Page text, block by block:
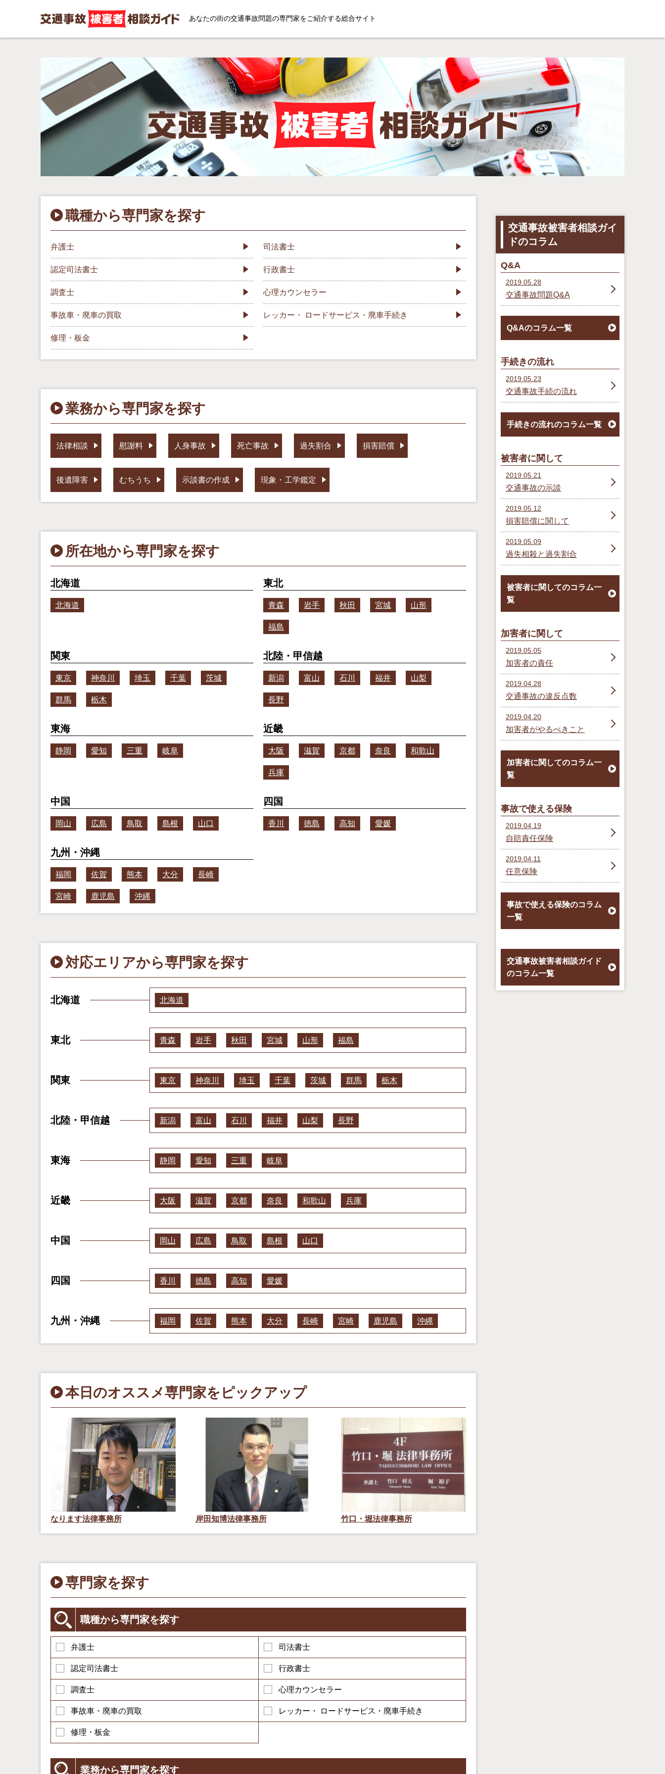
あなたの街の交通事故問題の専門家をご紹介する総合サイト
職種から専門家を探す
弁護士 司法書士
認定司法書士 行政書士
調査士 心理カウンセラー
事故車・廃車の買取 レッカー・ ロードサービス・廃車手続き
修理・板金
業務から専門家を探す
法律相談 慰謝料 人身事故 死亡事故 過失割合 損害賠償
後遺障害 むちうち 示談書の作成 現象・工学鑑定
所在地から専門家を探す
北海道
北海道
東北
青森 岩手 秋田 宮城 山形
福島
関東
東京 神奈川 埼玉 千葉 茨城
群馬 栃木
北陸・甲信越
新潟 富山 石川 福井 山梨
長野
東海
静岡 愛知 三重 岐阜
近畿
大阪 滋賀 京都 奈良 和歌山
兵庫
中国
岡山 広島 鳥取 島根 山口
四国
香川 徳島 高知 愛媛
九州・沖縄
福岡 佐賀 熊本 大分 長崎
宮崎 鹿児島 沖縄
対応エリアから専門家を探す
北海道 北海道
東北 青森 岩手 秋田 宮城 山形 福島
関東 東京 神奈川 埼玉 千葉 茨城 群馬 栃木
北陸・甲信越 新潟 富山 石川 福井 山梨 長野
東海 静岡 愛知 三重 岐阜
近畿 大阪 滋賀 京都 奈良 和歌山 兵庫
中国 岡山 広島 鳥取 島根 山口
四国 香川 徳島 高知 愛媛
九州・沖縄 福岡 佐賀 熊本 大分 長崎 宮崎 鹿児島 沖縄
本日のオススメ専門家をピックアップ
なります法律事務所 岸田知博法律事務所 竹口・堀法律事務所
専門家を探す
職種から専門家を探す
弁護士 司法書士
認定司法書士 行政書士
調査士 心理カウンセラー
事故車・廃車の買取 レッカー・ ロードサービス・廃車手続き
修理・板金
業務から専門家を探す
交通事故被害者相談ガイ
ドのコラム
Q&A
2019.05.28
交通事故問題Q&A
Q&Aのコラム一覧
手続きの流れ
2019.05.23
交通事故手続の流れ
手続きの流れのコラム一覧
被害者に関して
2019.05.21
交通事故の示談
2019.05.12
損害賠償に関して
2019.05.09
過失相殺と過失割合
被害者に関してのコラム一
覧
加害者に関して
2019.05.05
加害者の責任
2019.04.28
交通事故の違反点数
2019.04.20
加害者がやるべきこと
加害者に関してのコラム一
覧
事故で使える保険
2019.04.19
自賠責任保険
2019.04.11
任意保険
事故で使える保険のコラム
一覧
交通事故被害者相談ガイド
のコラム一覧